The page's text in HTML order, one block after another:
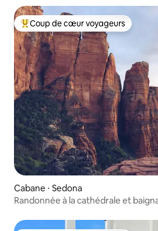
Coups de cœur voyageurs les plus
Coup de cœur voyageurs
Cabane ⋅ Sedona
Randonnée à la cathédrale et